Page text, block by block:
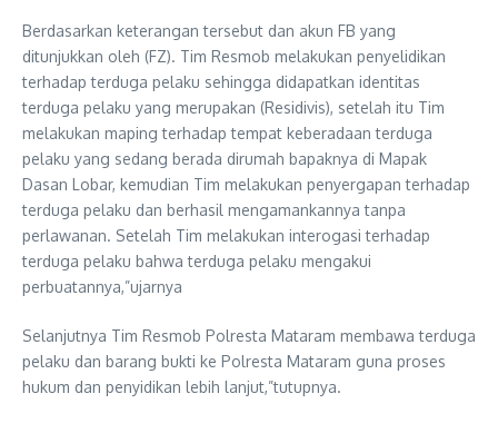
Berdasarkan keterangan tersebut dan akun FB yang
ditunjukkan oleh (FZ). Tim Resmob melakukan penyelidikan
terhadap terduga pelaku sehingga didapatkan identitas
terduga pelaku yang merupakan (Residivis), setelah itu Tim
melakukan maping terhadap tempat keberadaan terduga
pelaku yang sedang berada dirumah bapaknya di Mapak
Dasan Lobar, kemudian Tim melakukan penyergapan terhadap
terduga pelaku dan berhasil mengamankannya tanpa
perlawanan. Setelah Tim melakukan interogasi terhadap
terduga pelaku bahwa terduga pelaku mengakui
perbuatannya,”ujarnya
Selanjutnya Tim Resmob Polresta Mataram membawa terduga
pelaku dan barang bukti ke Polresta Mataram guna proses
hukum dan penyidikan lebih lanjut,”tutupnya.